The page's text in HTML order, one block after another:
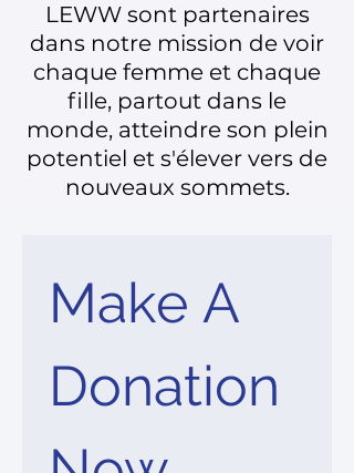
LEWW sont partenaires
dans notre mission de voir
chaque femme et chaque
fille, partout dans le
monde, atteindre son plein
potentiel et s'élever vers de
nouveaux sommets.
Make A
Donation